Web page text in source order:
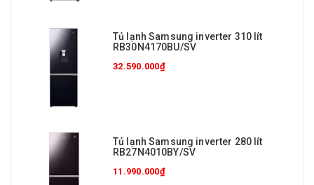
Tủ lạnh Samsung inverter 310 lít
RB30N4170BU/SV
32.590.000₫
Tủ lạnh Samsung inverter 280 lít
RB27N4010BY/SV
11.990.000₫